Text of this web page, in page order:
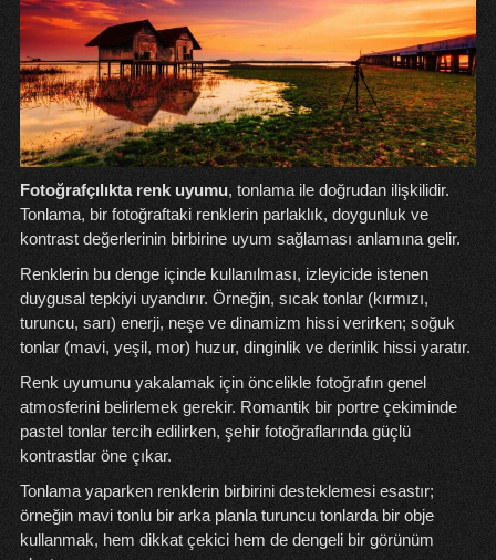
Fotoğrafçılıkta renk uyumu, tonlama ile doğrudan ilişkilidir.
Tonlama, bir fotoğraftaki renklerin parlaklık, doygunluk ve
kontrast değerlerinin birbirine uyum sağlaması anlamına gelir.
Renklerin bu denge içinde kullanılması, izleyicide istenen
duygusal tepkiyi uyandırır. Örneğin, sıcak tonlar (kırmızı,
turuncu, sarı) enerji, neşe ve dinamizm hissi verirken; soğuk
tonlar (mavi, yeşil, mor) huzur, dinginlik ve derinlik hissi yaratır.
Renk uyumunu yakalamak için öncelikle fotoğrafın genel
atmosferini belirlemek gerekir. Romantik bir portre çekiminde
pastel tonlar tercih edilirken, şehir fotoğraflarında güçlü
kontrastlar öne çıkar.
Tonlama yaparken renklerin birbirini desteklemesi esastır;
örneğin mavi tonlu bir arka planla turuncu tonlarda bir obje
kullanmak, hem dikkat çekici hem de dengeli bir görünüm